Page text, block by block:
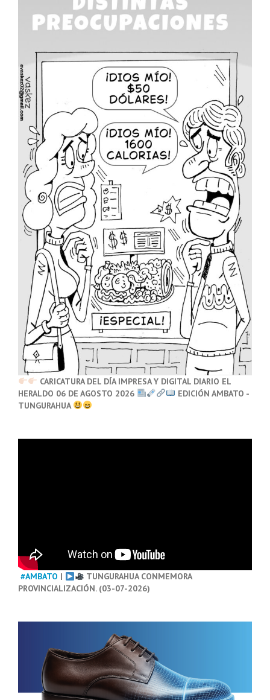
CARICATURA DEL DÍA IMPRESA Y DIGITAL DIARIO EL
HERALDO 06 DE AGOSTO 2026
EDICIÓN AMBATO -
TUNGURAHUA
#AMBATO |
TUNGURAHUA CONMEMORA
PROVINCIALIZACIÓN. (03-07-2026)